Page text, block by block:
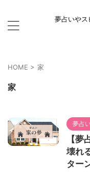
夢占いやス
HOME > 家
家
夢占
【夢
壊れ
ター